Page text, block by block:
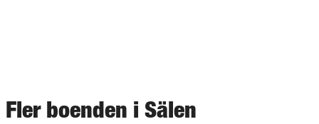
Fler boenden i Sälen